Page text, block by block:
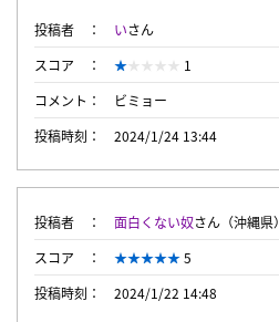
投稿者 いさん
スコア
1
コメント
ビミョー
投稿時刻
2024/1/24 13:44
投稿者 面白くない奴さん（沖縄県）
スコア
5
投稿時刻
2024/1/22 14:48